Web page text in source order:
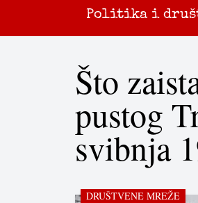
Politika i
Što
pustog
svibnja
DRUŠTVENE MREŽE